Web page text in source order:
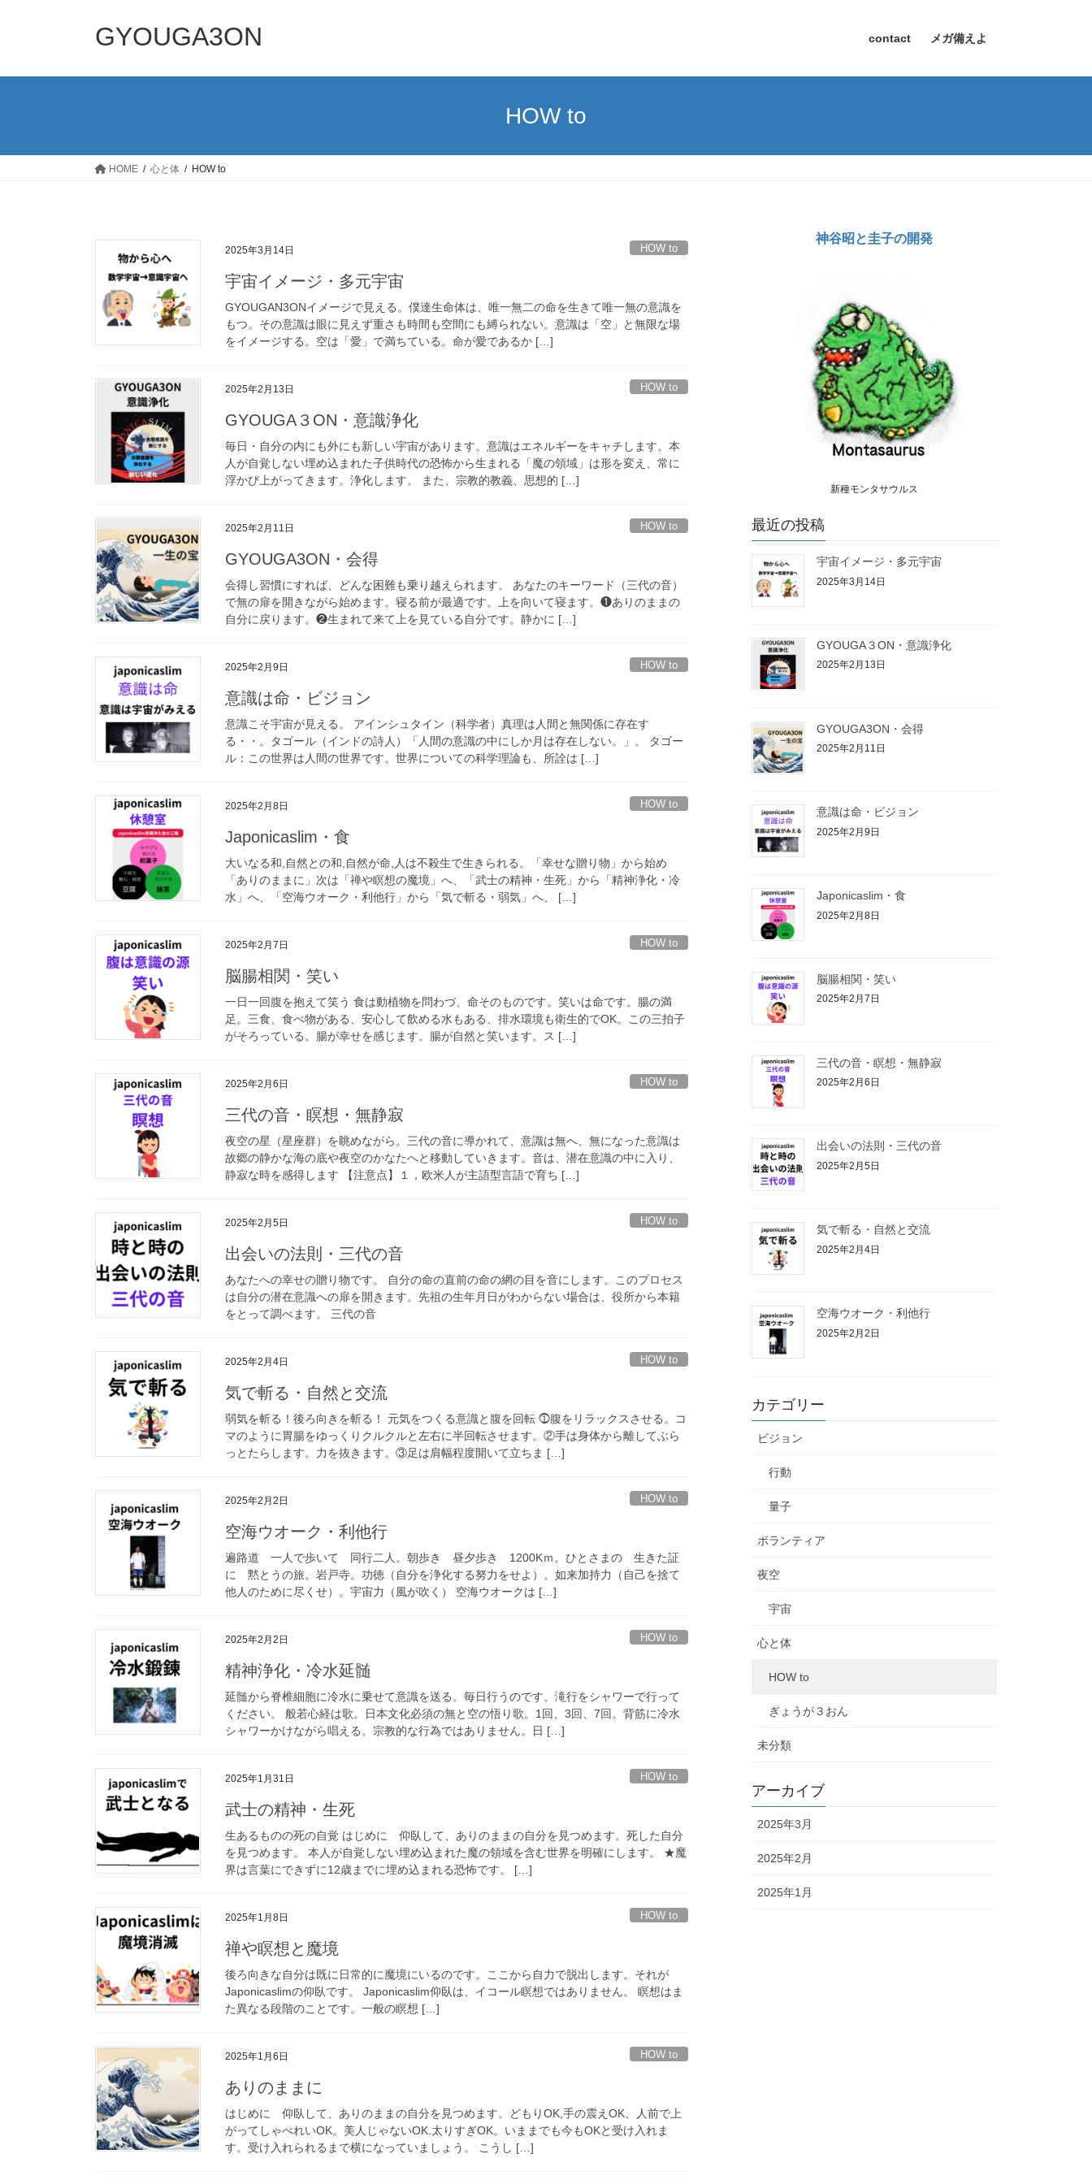
GYOUGA3ON contact メガ備えよ
HOW to
HOME 心と体 HOW to
2025年3月14日 HOW to
宇宙イメージ・多元宇宙
GYOUGAN3ONイメージで見える。僕達生命体は、唯一無二の命を生きて唯一無の意識を
もつ。その意識は眼に見えず重さも時間も空間にも縛られない。意識は「空」と無限な場
をイメージする。空は「愛」で満ちている。命が愛であるか […]
2025年2月13日 HOW to
GYOUGA３ON・意識浄化
毎日・自分の内にも外にも新しい宇宙があります。意識はエネルギーをキャチします。本
人が自覚しない埋め込まれた子供時代の恐怖から生まれる「魔の領域」は形を変え、常に
浮かび上がってきます。浄化します。 また、宗教的教義、思想的 […]
2025年2月11日 HOW to
GYOUGA3ON・会得
会得し習慣にすれば、どんな困難も乗り越えられます。 あなたのキーワード（三代の音）
で無の扉を開きながら始めます。寝る前が最適です。上を向いて寝ます。❶ありのままの
自分に戻ります。❷生まれて来て上を見ている自分です。静かに […]
2025年2月9日 HOW to
意識は命・ビジョン
意識こそ宇宙が見える。 アインシュタイン（科学者）真理は人間と無関係に存在す
る・・。タゴール（インドの詩人）「人間の意識の中にしか月は存在しない。」。 タゴー
ル：この世界は人間の世界です。世界についての科学理論も、所詮は […]
2025年2月8日 HOW to
Japonicaslim・食
大いなる和,自然との和,自然が命,人は不殺生で生きられる。「幸せな贈り物」から始め
「ありのままに」次は「禅や瞑想の魔境」へ、「武士の精神・生死」から「精神浄化・冷
水」へ、「空海ウオーク・利他行」から「気で斬る・弱気」へ、 […]
2025年2月7日 HOW to
脳腸相関・笑い
一日一回腹を抱えて笑う 食は動植物を問わづ、命そのものです。笑いは命です。腸の満
足。三食、食べ物がある、安心して飲める水もある、排水環境も衛生的でOK。この三拍子
がそろっている。腸が幸せを感じます。腸が自然と笑います。ス […]
2025年2月6日 HOW to
三代の音・瞑想・無静寂
夜空の星（星座群）を眺めながら。三代の音に導かれて、意識は無へ、無になった意識は
故郷の静かな海の底や夜空のかなたへと移動していきます。音は、潜在意識の中に入り、
静寂な時を感得します 【注意点】１，欧米人が主語型言語で育ち […]
2025年2月5日 HOW to
出会いの法則・三代の音
あなたへの幸せの贈り物です。 自分の命の直前の命の網の目を音にします。このプロセス
は自分の潜在意識への扉を開きます。先祖の生年月日がわからない場合は、役所から本籍
をとって調べます。 三代の音
2025年2月4日 HOW to
気で斬る・自然と交流
弱気を斬る！後ろ向きを斬る！ 元気をつくる意識と腹を回転 ⓵腹をリラックスさせる。コ
マのように胃腸をゆっくりクルクルと左右に半回転させます。②手は身体から離してぶら
っとたらします。力を抜きます。③足は肩幅程度開いて立ちま […]
2025年2月2日 HOW to
空海ウオーク・利他行
遍路道 一人で歩いて 同行二人。朝歩き 昼夕歩き 1200Kｍ。ひとさまの 生きた証
に 黙とうの旅。岩戸寺。功徳（自分を浄化する努力をせよ）。如来加持力（自己を捨て
他人のために尽くせ）。宇宙力（風が吹く） 空海ウオークは […]
2025年2月2日 HOW to
精神浄化・冷水延髄
延髄から脊椎細胞に冷水に乗せて意識を送る。毎日行うのです。滝行をシャワーで行って
ください。 般若心経は歌。日本文化必須の無と空の悟り歌。1回、3回、7回。背筋に冷水
シャワーかけながら唱える。宗教的な行為ではありません。日 […]
2025年1月31日 HOW to
武士の精神・生死
生あるものの死の自覚 はじめに 仰臥して、ありのままの自分を見つめます。死した自分
を見つめます。 本人が自覚しない埋め込まれた魔の領域を含む世界を明確にします。 ★魔
界は言葉にできずに12歳までに埋め込まれる恐怖です。 […]
2025年1月8日 HOW to
禅や瞑想と魔境
後ろ向きな自分は既に日常的に魔境にいるのです。ここから自力で脱出します。それが
Japonicaslimの仰臥です。 Japonicaslim仰臥は、イコール瞑想ではありません。 瞑想はま
た異なる段階のことです。一般の瞑想 […]
2025年1月6日 HOW to
ありのままに
はじめに 仰臥して、ありのままの自分を見つめます。どもりOK,手の震えOK、人前で上
がってしゃべれいOK。美人じゃないOK.太りすぎOK。いままでも今もOKと受け入れま
す。受け入れられるまで横になっていましょう。 こうし […]
神谷昭と圭子の開発
新種モンタサウルス
最近の投稿
宇宙イメージ・多元宇宙
2025年3月14日
GYOUGA３ON・意識浄化
2025年2月13日
GYOUGA3ON・会得
2025年2月11日
意識は命・ビジョン
2025年2月9日
Japonicaslim・食
2025年2月8日
脳腸相関・笑い
2025年2月7日
三代の音・瞑想・無静寂
2025年2月6日
出会いの法則・三代の音
2025年2月5日
気で斬る・自然と交流
2025年2月4日
空海ウオーク・利他行
2025年2月2日
カテゴリー
ビジョン
行動
量子
ボランティア
夜空
宇宙
心と体
HOW to
ぎょうが３おん
未分類
アーカイブ
2025年3月
2025年2月
2025年1月